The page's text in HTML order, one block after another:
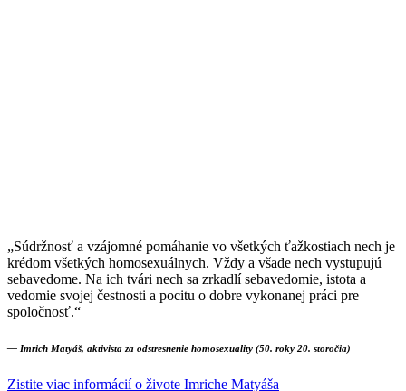
„Súdržnosť a vzájomné pomáhanie vo všetkých ťažkostiach nech je
krédom všetkých homosexuálnych. Vždy a všade nech vystupujú
sebavedome. Na ich tvári nech sa zrkadlí sebavedomie, istota a
vedomie svojej čestnosti a pocitu o dobre vykonanej práci pre
spoločnosť.“
— Imrich Matyáš, aktivista za odstresnenie homosexuality (50. roky 20. storočia)
Zistite viac informácií o živote Imriche Matyáša